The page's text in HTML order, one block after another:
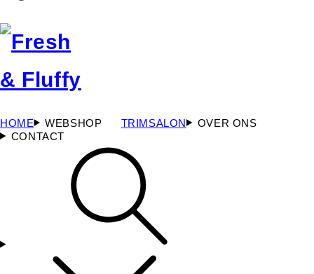
HOME WEBSHOP TRIMSALON
OVER ONS
CONTACT